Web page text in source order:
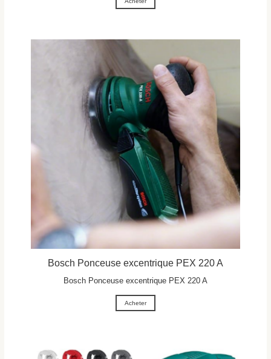
Bosch Ponceuse excentrique PEX 220 A
Bosch Ponceuse excentrique PEX 220 A
Acheter